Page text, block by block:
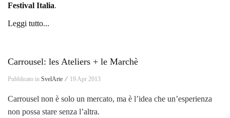
Festival Italia.
Leggi tutto...
Carrousel: les Ateliers + le Marchè
Pubblicato in SvelArte ⁄ 19 Apr 2013
Carrousel non è solo un mercato, ma è l’idea che un’esperienza
non possa stare senza l’altra.